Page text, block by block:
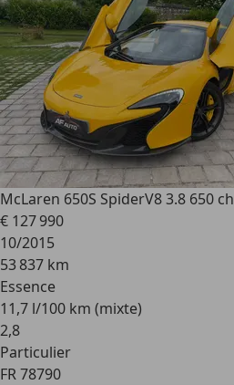
McLaren 650S SpiderV8 3.8 650 ch
€ 127 990
10/2015
53 837 km
Essence
11,7 l/100 km (mixte)
2,8
Particulier
FR 78790